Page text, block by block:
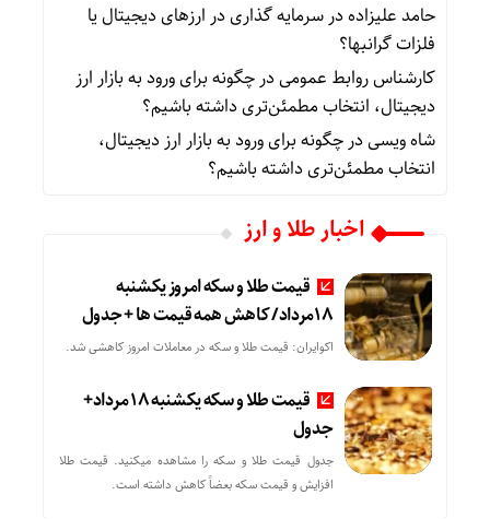
حامد علیزادهدرسرمایه گذاری در ارزهای دیجیتال یا
فلزات گرانبها؟
کارشناس روابط عمومیدرچگونه برای ورود به بازار ارز
دیجیتال، انتخاب مطمئن‌تری داشته باشیم؟
شاه ویسیدرچگونه برای ورود به بازار ارز دیجیتال،
انتخاب مطمئن‌تری داشته باشیم؟
اخبار طلا و ارز
قیمت طلا و سکه امروز یکشنبه
18مرداد/ کاهش همه قیمت ها + جدول
اکوایران: قیمت طلا و سکه در معاملات امروز کاهشی شد.
قیمت طلا و سکه یکشنبه 18 مرداد+
جدول
جدول قیمت طلا و سکه را مشاهده میکنید. قیمت‌ طلا
افزایش و قیمت سکه بعضاً کاهش داشته است.